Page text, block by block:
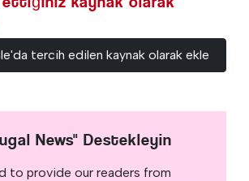
tercih edilen kaynak olarak ekle
News" Destekleyin
to provide our readers from